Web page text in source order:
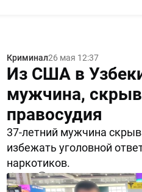
Криминал26 мая 12:37
Из США в
мужчина,
правосудия
37-летний мужчина
избежать уголовной
наркотиков.
2399 0